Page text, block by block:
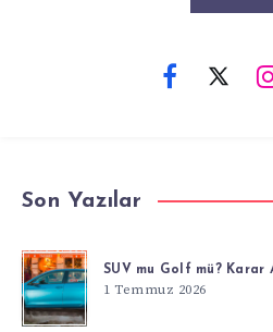
Son Yazılar
SUV mu Golf mü? Karar
1 Temmuz 2026